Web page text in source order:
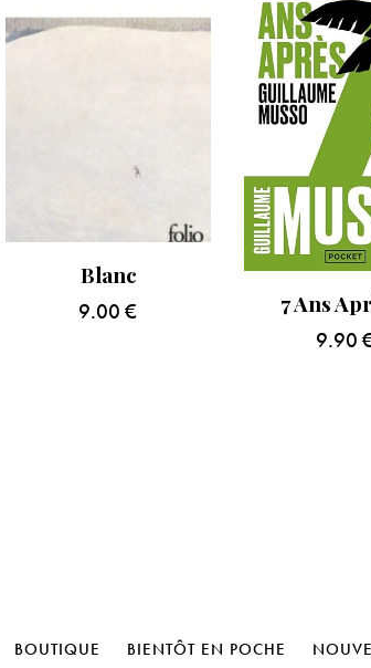
Blanc
9.00 € 7 Ans
9.90
BOUTIQUE BIENTÔT EN POCHE